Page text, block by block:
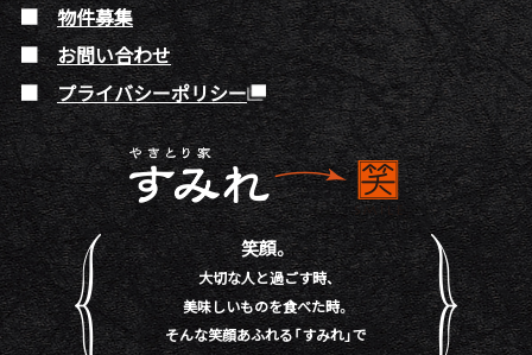
物件募集
お問い合わせ
プライバシーポリシー
笑顔。
大切な人と過ごす時、
美味しいものを食べた時。
そんな笑顔あふれる「すみれ」で